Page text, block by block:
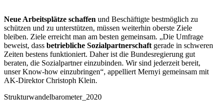
Neue Arbeitsplätze schaffen und Beschäftigte bestmöglich zu
schützen und zu unterstützen, müssen weiterhin oberste Ziele
bleiben. Ziele erreicht man am besten gemeinsam. „Die Umfrage
beweist, dass betriebliche Sozialpartnerschaftgerade in schweren
Zeiten bestens funktioniert. Daher ist die Bundesregierung gut
beraten, die Sozialpartner einzubinden. Wir sind jederzeit bereit,
unser Know-how einzubringen“, appelliert Mernyi gemeinsam mit
AK-Direktor Christoph Klein.
Strukturwandelbarometer_2020